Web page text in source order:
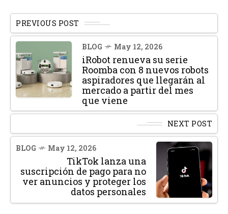
PREVIOUS POST
BLOG May 12, 2026
iRobot renueva su serie
Roomba con 8 nuevos robots
aspiradores que llegarán al
mercado a partir del mes
que viene
NEXT POST
BLOG May 12, 2026
TikTok lanza una
suscripción de pago para no
ver anuncios y proteger los
datos personales